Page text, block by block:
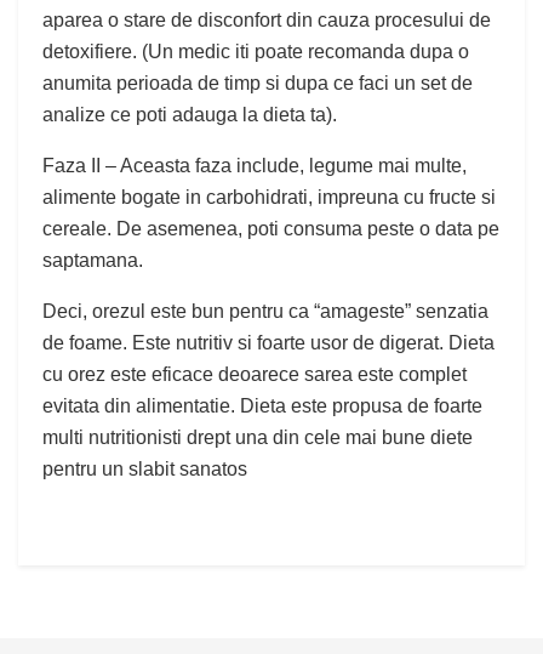
aparea o stare de disconfort din cauza procesului de
detoxifiere. (Un medic iti poate recomanda dupa o
anumita perioada de timp si dupa ce faci un set de
analize ce poti adauga la dieta ta).
Faza II – Aceasta faza include, legume mai multe,
alimente bogate in carbohidrati, impreuna cu fructe si
cereale. De asemenea, poti consuma peste o data pe
saptamana.
Deci, orezul este bun pentru ca “amageste” senzatia
de foame. Este nutritiv si foarte usor de digerat. Dieta
cu orez este eficace deoarece sarea este complet
evitata din alimentatie. Dieta este propusa de foarte
multi nutritionisti drept una din cele mai bune diete
pentru un slabit sanatos